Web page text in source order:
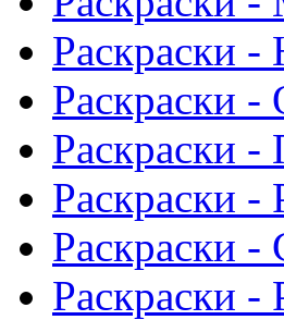
Раскраски -
Раскраски -
Раскраски -
Раскраски -
Раскраски
Раскраски -